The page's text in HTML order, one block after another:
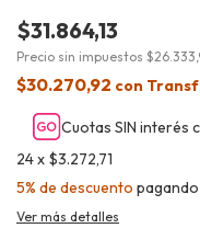
$31.864,13
Precio sin impuestos
$30.270,92 con
Cuotas SIN interés
24x $3.272,71
5% de descuento
Ver más detalles